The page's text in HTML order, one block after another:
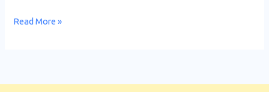
Read More »